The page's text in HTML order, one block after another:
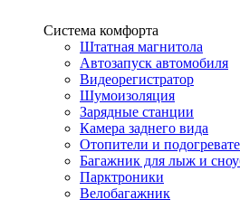
Система комфорта
Штатная магнитола
Автозапуск автомобиля
Видеорегистратор
Шумоизоляция
Зарядные станции
Камера заднего вида
Отопители и
Багажник для лыж и
Парктроники
Велобагажник